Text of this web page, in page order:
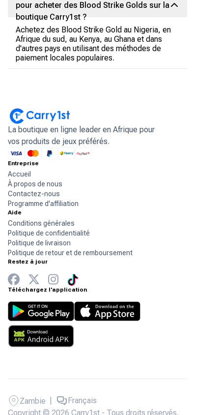
pour acheter des Blood Strike Golds sur la
boutique Carry1st ?
Achetez des Blood Strike Gold au Nigeria, en
Afrique du sud, au Kenya, au Ghana et dans
d'autres pays en utilisant des méthodes de
paiement locales populaires.
La boutique en ligne leader en Afrique pour
vos produits de jeux préférés.
Entreprise
Accueil
À propos de nous
Contactez-nous
Programme d'affiliation
Aide
Conditions générales
Politique de confidentialité
Politique de livraison
Politique de retour et de remboursement
Restez à jour
Téléchargez l'application
Copyright © 2026 Carry1st - Tous droits réservés.
Zambie Français